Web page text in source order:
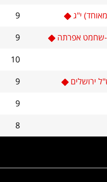
י"ג 9
שחמט אפרתה 9
10
ירושלים 9
9
8